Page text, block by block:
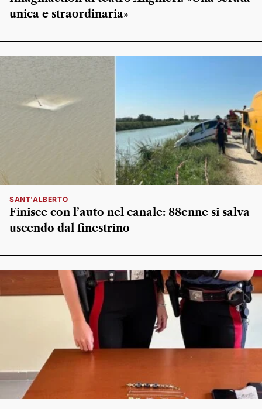
unica e straordinaria»
SANT'ALBERTO
Finisce con l’auto nel canale: 88enne si salva
uscendo dal finestrino